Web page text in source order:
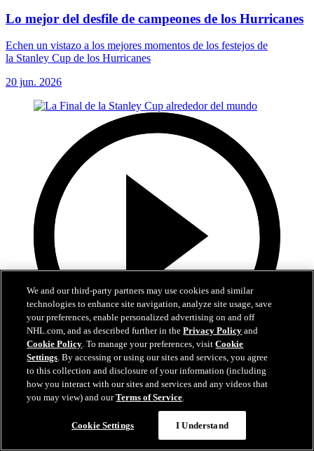
Lo mejor del desfile de campeones de los Hurricanes
Echen un vistazo a los mejores momentos de los festejos de
la Stanley Cup de los Hurricanes
20 jun. 2026
10:17
La Final de la Stanley Cup alrededor del mundo
Reviva los mejores momentos de la Final en 21 transmisiones y 14
We and our third-party partners may use cookies and similar
technologies to enhance site navigation, analyze site usage, save
your preferences, enable personalized advertising on and off
NHL.com, and as described further in thePrivacy Policy and
Cookie Policy. To manage your preferences, visitCookie
Settings. By accessing or using our sites and services, you agree
to this collection and disclosure of your information (including
how you interact with our sites and services and any videos that
you may view) and ourTerms of Service.
Cookie Settings I Understand